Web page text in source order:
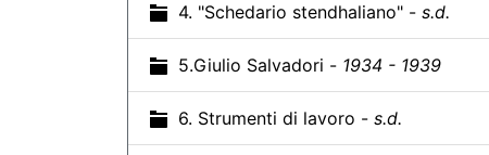
4. "Schedario stendhaliano" - s.d.
5.Giulio Salvadori - 1934 - 1939
6. Strumenti di lavoro - s.d.